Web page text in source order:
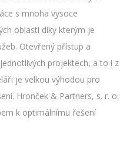
s mnoha vysoce
oblastí díky kterým je
Otevřený přístup a
projektech, a to i z
je velkou výhodou pro
Hronček & Partners, s. r. o.
k optimálnímu řešení